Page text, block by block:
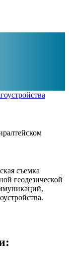
съемка
геодезической